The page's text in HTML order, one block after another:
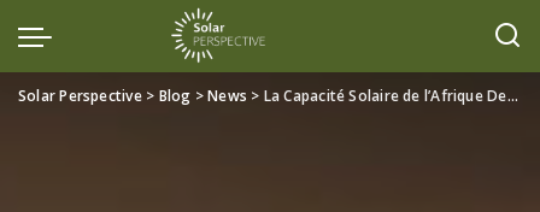
Solar Perspective> Blog >News > La Capacité Solaire de l’Afrique Devrait Doubler d’Ici 2028